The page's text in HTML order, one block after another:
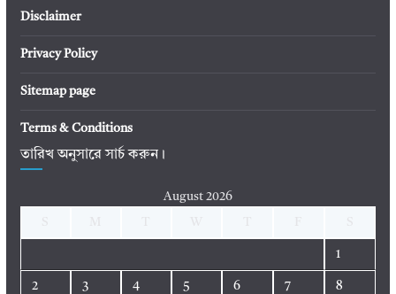
Disclaimer
Privacy Policy
Sitemap page
Terms & Conditions
তারিখ অনুসারে সার্চ করুন।
August 2026
1
2 3 4 5 6 7 8